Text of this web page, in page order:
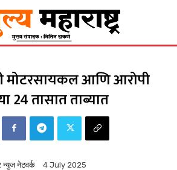
मोटरसायकल आणि आरोपी
24 तासात ताब्यात
न्युज नेटवर्क 4 July 2025